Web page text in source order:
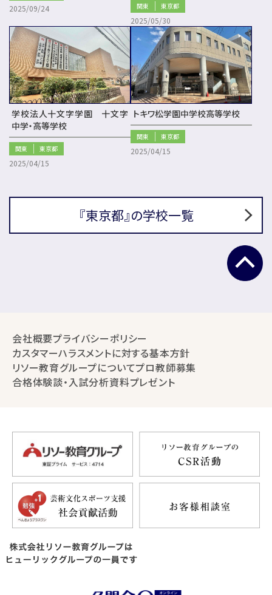
2025/09/24 関東 東京都
2025/05/30
学校法人十文字学園 十文字
中学・高等学校
関東 東京都
2025/04/15
トキワ松学園中学校高等学校
関東 東京都
2025/04/15
『東京都』の学校一覧
会社概要プライバシーポリシー
カスタマーハラスメントに対する基本方針
リソー教育グループについてプロ教師募集
合格体験談・入試分析資料プレゼント